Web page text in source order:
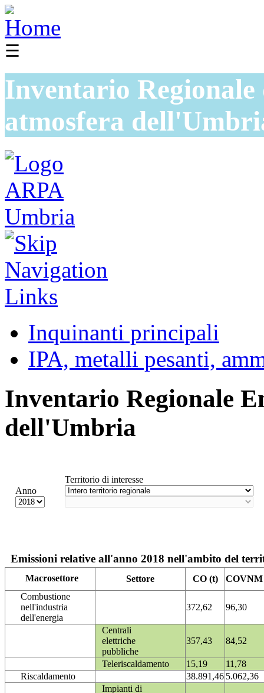
☰
Inventario
atmosfera
Inquinanti principali
IPA, metalli pesanti,
Inventario Regionale
dell'Umbria
Anno
Territorio di interesse
Emissioni relative all'anno 2018 nell'ambito del
Macrosettore Settore CO (t)
COVNM
Combustione
nell'industria
dell'energia
372,62 96,30
Centrali
elettriche
pubbliche
357,43 84,52
Teleriscaldamento 15,19
11,78
Riscaldamento
38.891,46 5.062,36
Impianti di